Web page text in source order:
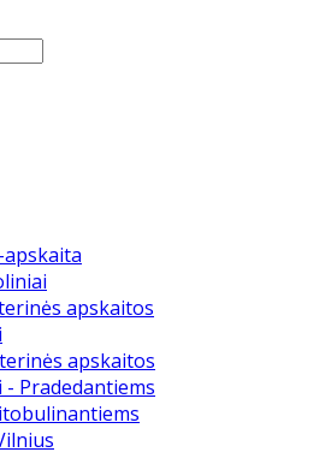
apskaitos
apskaitos
- Pradedantiems